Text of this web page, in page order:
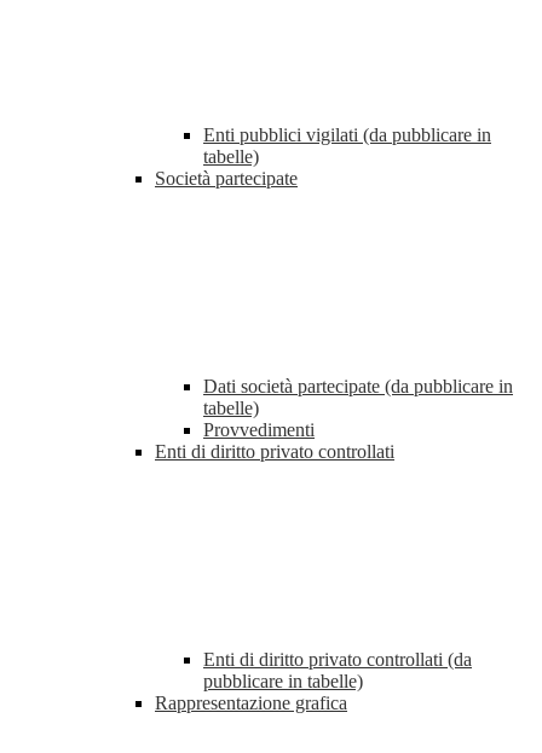
Enti pubblici vigilati (da pubblicare in
tabelle)
Società partecipate
Dati società partecipate (da pubblicare in
tabelle)
Provvedimenti
Enti di diritto privato controllati
Enti di diritto privato controllati (da
pubblicare in tabelle)
Rappresentazione grafica